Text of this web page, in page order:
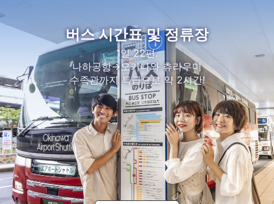
버스 시간표 및 정류장
1일 22편.
나하공항→오키나와 츄라우미
수족관까지 특급으로 약 2시간!